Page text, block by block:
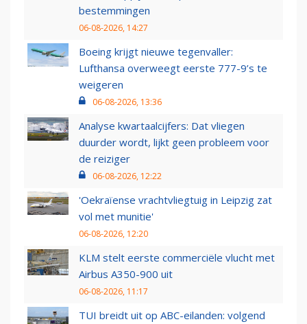
bestemmingen
06-08-2026, 14:27
Boeing krijgt nieuwe tegenvaller:
Lufthansa overweegt eerste 777-9’s te
weigeren
06-08-2026, 13:36
Analyse kwartaalcijfers: Dat vliegen
duurder wordt, lijkt geen probleem voor
de reiziger
06-08-2026, 12:22
'Oekraïense vrachtvliegtuig in Leipzig zat
vol met munitie'
06-08-2026, 12:20
KLM stelt eerste commerciële vlucht met
Airbus A350-900 uit
06-08-2026, 11:17
TUI breidt uit op ABC-eilanden: volgend